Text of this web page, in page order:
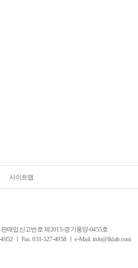
사이트맵
매업신고번호 제2015-경기풍양-0455호
ㅣ Fax. 031-527-4958 ㅣ e-Mail. info@lklab.com